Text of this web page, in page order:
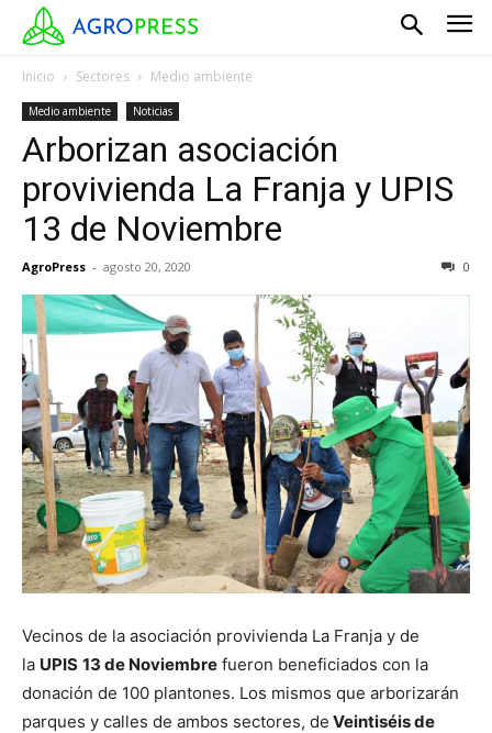
Inicio Sectores Medio ambiente
Medio ambiente Noticias
Arborizan asociación
provivienda La Franja y UPIS
13 de Noviembre
AgroPress - agosto 20, 2020 0
Vecinos de la asociación provivienda La Franja y de
la UPIS 13 de Noviembre fueron beneficiados con la
donación de 100 plantones. Los mismos que arborizarán
parques y calles de ambos sectores, de Veintiséis de